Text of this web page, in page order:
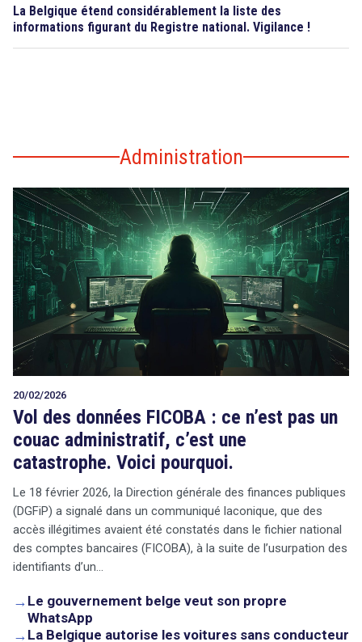
La Belgique étend considérablement la liste des
informations figurant du Registre national. Vigilance !
Administration
20/02/2026
Vol des données FICOBA : ce n’est pas un
couac administratif, c’est une
catastrophe. Voici pourquoi.
Le 18 février 2026, la Direction générale des finances publiques
(DGFiP) a signalé dans un communiqué laconique, que des
accès illégitimes avaient été constatés dans le fichier national
des comptes bancaires (FICOBA), à la suite de l’usurpation des
identifiants d’un…
→ Le gouvernement belge veut son propre
WhatsApp
→ La Belgique autorise les voitures sans conducteur